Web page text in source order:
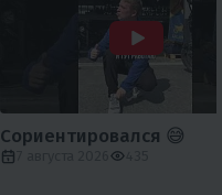
Сориентировался 😅